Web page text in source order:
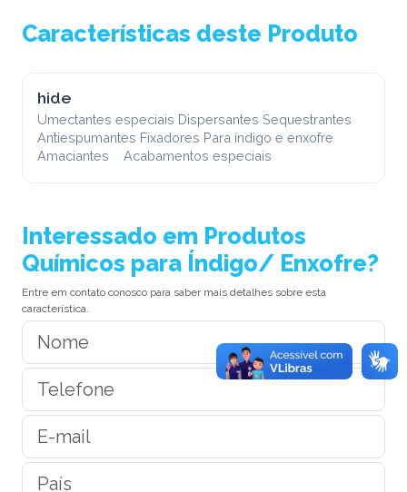
Características deste Produto
hide
Umectantes especiais Dispersantes Sequestrantes
Antiespumantes Fixadores Para índigo e enxofre
Amaciantes Acabamentos especiais
Interessado em Produtos
Químicos para Índigo/ Enxofre?
Entre em contato conosco para saber mais detalhes sobre esta
característica.